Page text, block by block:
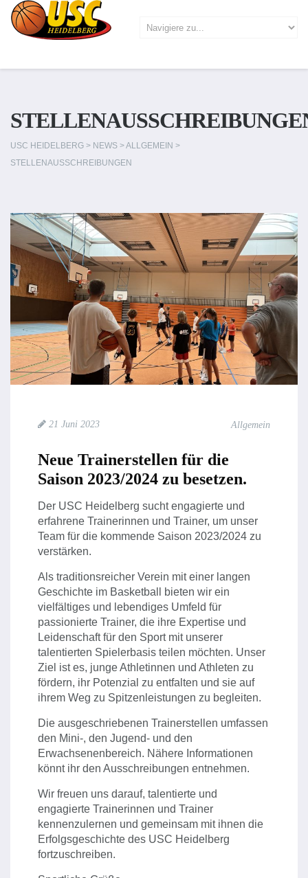
USC HEIDELBERG > NEWS >ALLGEMEIN >
STELLENAUSSCHREIBUNGEN
21 Juni 2023 Allgemein
Neue Trainerstellen für die
Saison 2023/2024 zu besetzen.
Der USC Heidelberg sucht engagierte und
erfahrene Trainerinnen und Trainer, um unser
Team für die kommende Saison 2023/2024 zu
verstärken.
Als traditionsreicher Verein mit einer langen
Geschichte im Basketball bieten wir ein
vielfältiges und lebendiges Umfeld für
passionierte Trainer, die ihre Expertise und
Leidenschaft für den Sport mit unserer
talentierten Spielerbasis teilen möchten. Unser
Ziel ist es, junge Athletinnen und Athleten zu
fördern, ihr Potenzial zu entfalten und sie auf
ihrem Weg zu Spitzenleistungen zu begleiten.
Die ausgeschriebenen Trainerstellen umfassen
den Mini-, den Jugend- und den
Erwachsenenbereich. Nähere Informationen
könnt ihr den Ausschreibungen entnehmen.
Wir freuen uns darauf, talentierte und
engagierte Trainerinnen und Trainer
kennenzulernen und gemeinsam mit ihnen die
Erfolgsgeschichte des USC Heidelberg
fortzuschreiben.